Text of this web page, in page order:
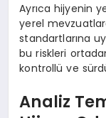
Ayrıca hijyenin
yerel
standartlarına
bu riskleri
kontrollü ve
Analiz